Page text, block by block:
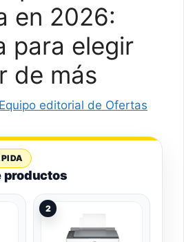
en 2026:
para elegir
de más
Equipo editorial de Ofertas
productos
2